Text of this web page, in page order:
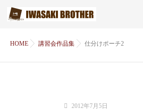
HOME 講習会作品集 仕分けポーチ2
2012年7月5日